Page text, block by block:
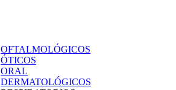
OFTALMOLÓGICOS
ÓTICOS
ORAL
DERMATOLÓGICOS